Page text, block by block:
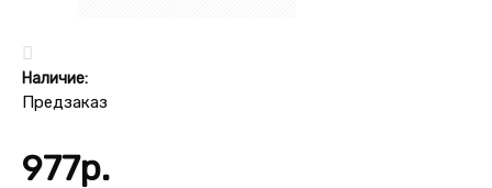
Наличие:
Предзаказ
977р.